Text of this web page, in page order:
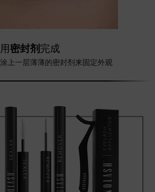
用密封剂 完成
涂上一层薄薄的密封剂来固定外观